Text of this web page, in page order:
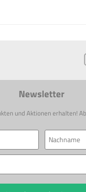
Newsletter
und Aktionen erhalten!